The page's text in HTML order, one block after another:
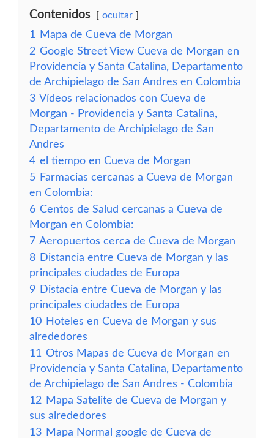
Contenidos ocultar
1
Mapa de Cueva de Morgan
2 Google Street View Cueva de Morgan en
Providencia y Santa Catalina, Departamento
de Archipielago de San Andres en Colombia
3 Vídeos relacionados con Cueva de
Morgan - Providencia y Santa Catalina,
Departamento de Archipielago de San
Andres
4 el tiempo en Cueva de Morgan
5 Farmacias cercanas a Cueva de Morgan
en Colombia:
6 Centos de Salud cercanas a Cueva de
Morgan en Colombia:
7 Aeropuertos cerca de Cueva de Morgan
8 Distancia entre Cueva de Morgan y las
principales ciudades de Europa
9 Distacia entre Cueva de Morgan y las
principales ciudades de Europa
10 Hoteles en Cueva de Morgan y sus
alrededores
11 Otros Mapas de Cueva de Morgan en
Providencia y Santa Catalina, Departamento
de Archipielago de San Andres - Colombia
12 Mapa Satelite de Cueva de Morgan y
sus alrededores
13 Mapa Normal google de Cueva de